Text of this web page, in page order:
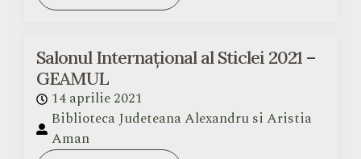
Salonul Internațional al Sticlei 2021 –
GEAMUL
14 aprilie 2021
Biblioteca Judeteana Alexandru si Aristia
Aman